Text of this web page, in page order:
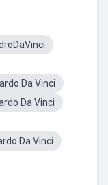
Da Vinci
Da Vinci
Da Vinci